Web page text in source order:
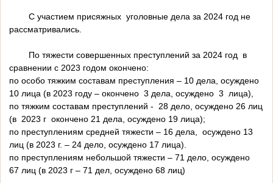
С участием присяжных уголовные дела за 2024 год не
рассматривались.
По тяжести совершенных преступлений за 2024 год в
сравнении с 2023 годом окончено:
по особо тяжким составам преступления – 10 дела, осуждено
10 лица (в 2023 году – окончено 3 дела, осуждено 3 лица),
по тяжким составам преступлений - 28 дело, осуждено 26 лиц
(в 2023 г окончено 21 дела, осуждено 19 лица);
по преступлениям средней тяжести – 16 дела, осуждено 13
лиц (в 2023 г. – 24 дело, осуждено 17 лица).
по преступлениям небольшой тяжести – 71 дело, осуждено
67 лиц (в 2023 г – 71 дел, осуждено 68 лиц)